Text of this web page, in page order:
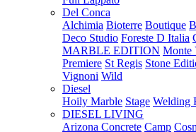
Del Conca
Alchimia Bioterre Boutique
Deco Studio Foreste D Italia
MARBLE EDITION Monte
Premiere St Regis Stone
Vignoni Wild
Diesel
Hoily Marble Stage Welding
DIESEL LIVING
Arizona Concrete Camp